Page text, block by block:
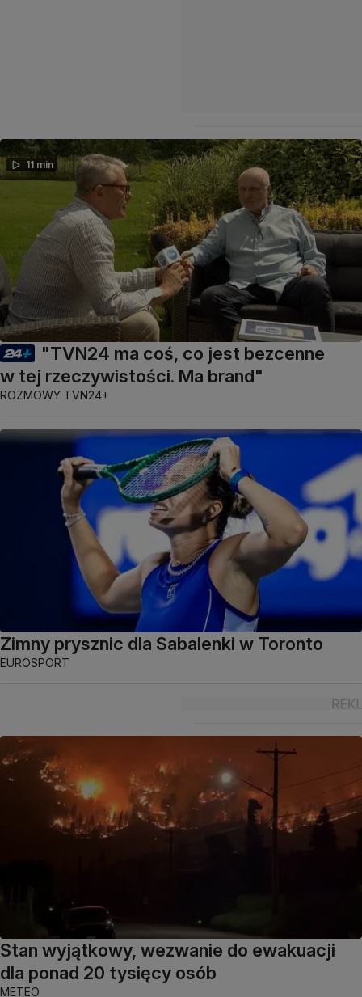
11 min
"TVN24 ma coś, co jest bezcenne
w tej rzeczywistości. Ma brand"
ROZMOWY TVN24+
Zimny prysznic dla Sabalenki w Toronto
EUROSPORT
Stan wyjątkowy, wezwanie do ewakuacji
dla ponad 20 tysięcy osób
METEO